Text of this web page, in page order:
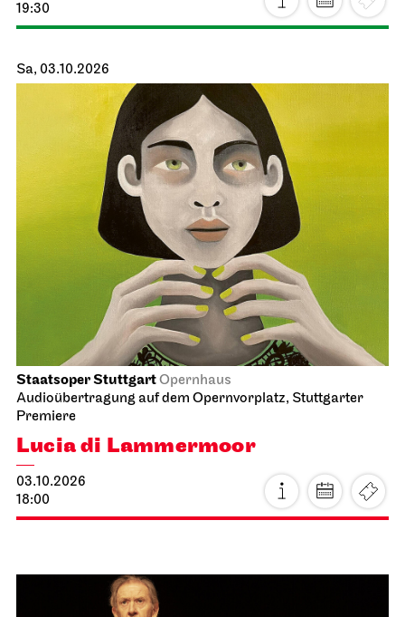
19:30
Sa, 03.10.2026
Staatsoper StuttgartOpernhaus
Audioübertragung auf dem Opernvorplatz, Stuttgarter
Premiere
Lucia di Lammermoor
03.10.2026
18:00